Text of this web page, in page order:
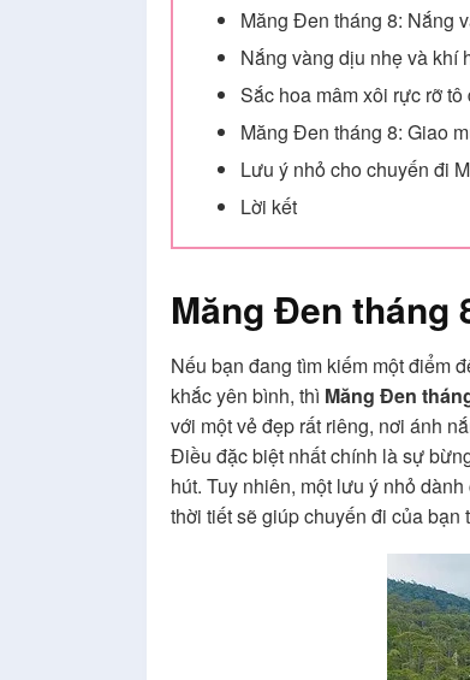
Măng Đen tháng 8: Nắng
Nắng vàng dịu nhẹ và khí
Sắc hoa mâm xôi rực rỡ
Măng Đen tháng 8: Giao
Lưu ý nhỏ cho chuyến đi
Lời kết
Măng Đen tháng
Nếu bạn đang tìm kiếm một điểm
khắc yên bình, thì Măng Đen
với một vẻ đẹp rất riêng, nơi ánh
Điều đặc biệt nhất chính là sự
hút. Tuy nhiên, một lưu ý nhỏ
thời tiết sẽ giúp chuyến đi của bạn